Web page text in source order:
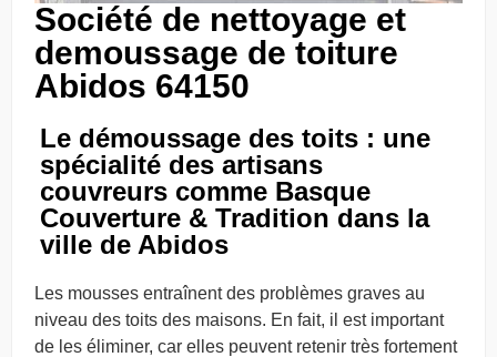
Société de nettoyage et
demoussage de toiture
Abidos 64150
Le démoussage des toits : une
spécialité des artisans
couvreurs comme Basque
Couverture & Tradition dans la
ville de Abidos
Les mousses entraînent des problèmes graves au
niveau des toits des maisons. En fait, il est important
de les éliminer, car elles peuvent retenir très fortement